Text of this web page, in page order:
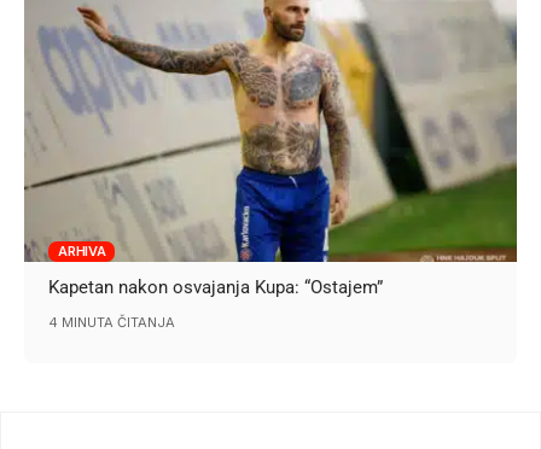
ARHIVA
Kapetan nakon osvajanja Kupa: “Ostajem”
4 MINUTA ČITANJA